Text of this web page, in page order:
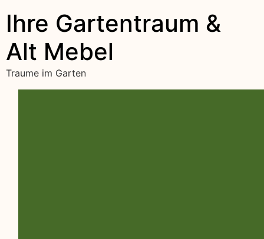
Ihre Gartentraum &
Alt Mebel
Traume im Garten